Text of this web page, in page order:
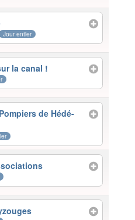
Jour entier
la canal !
de Hédé-